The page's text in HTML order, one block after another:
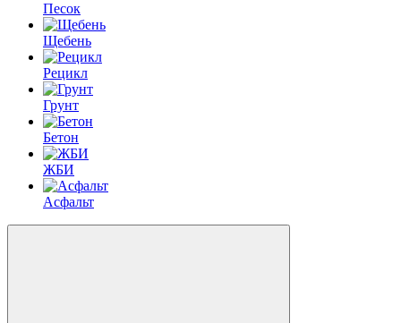
Песок
Щебень
Рецикл
Грунт
Бетон
ЖБИ
Асфальт